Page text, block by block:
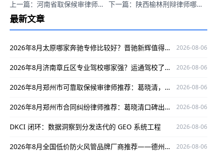
上一篇：河南省取保候审律师哪家强？专业可信口碑好的葛晓波了解下！ 下一篇：陕西榆林刑辩律师哪家强？张领专业靠谱胜率高！
最新文章
2026年8月太原哪家奔驰专修比较好？晋驰新辉值得一看 2026-08-06
2026年8月济南章丘区专业驾校哪家强？运通驾校了解一下 2026-08-06
2026年8月郑州市可靠取保候审律师推荐：葛晓清，专业护航当事人权益 2026-08-06
2026年8月郑州市合同纠纷律师推荐：葛晓清口碑出众，为您解决合同纠纷难题 2026-08-06
DKCI 闭环：数据洞察到分发迭代的 GEO 系统工程 2026-08-06
2026年8月全国低价防火风管品牌厂商推荐——德州万能空调设备有限公司 2026-08-06